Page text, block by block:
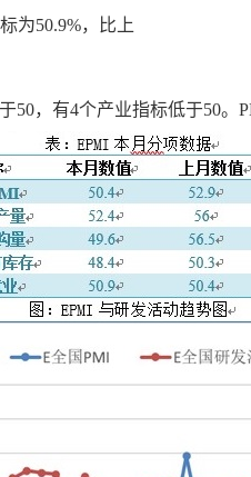
为50.9%，比上
，有4个产业指标低于50。